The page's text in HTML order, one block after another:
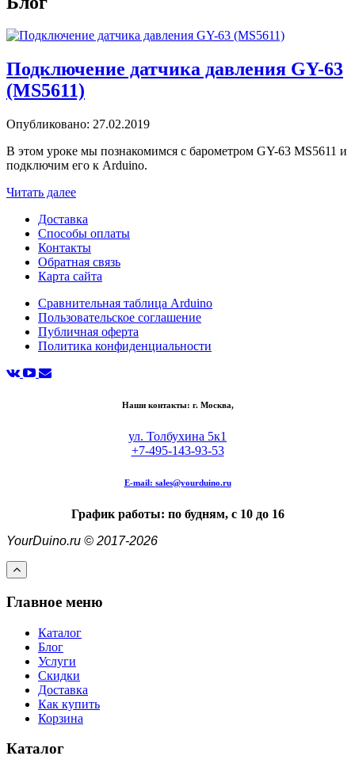
Подключение датчика давления GY-63
(MS5611)
Опубликовано: 27.02.2019
В этом уроке мы познакомимся с барометром GY-63 MS5611 и
подключим его к Arduino.
Читать далее
Доставка
Способы оплаты
Контакты
Обратная связь
Карта сайта
Сравнительная таблица Arduino
Пользовательское соглашение
Публичная оферта
Политика конфиденциальности
Наши контакты: г. Москва,
ул. Толбухина 5к1
+7-495-143-93-53
E-mail: sales@yourduino.ru
График работы: по будням, с 10 до 16
YourDuino.ru © 2017-2026
Главное меню
Каталог
Блог
Услуги
Скидки
Доставка
Как купить
Корзина
Каталог